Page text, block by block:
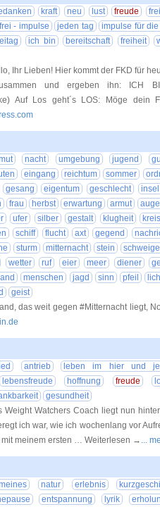
kraft neu lust freude
- impulse jeden tag
impulse für
ich bin bereitschaft freiheit
Ihr Lieben! Hier kommt der FKD für
und ergeben ihn: ICH
Auf Los geht´s LOS: Möge
nacht umgebung jugend
eingang reichtum sommer
gesang eigentum geschlecht
insel
frau herbst erwartung armut
ufer silber gestalt klugheit
schiff flucht axt gegend
sturm mitternacht stein
wetter ruf eier meer diener
menschen jagd sinn pfeil
geist
das weit gegen #Mitternacht liegt,
antrieb
leben im hier und
lebensfreude hoffnung freude
gesundheit
Weight Watchers Coach liegt nun
ich war, wie ich wochenlang vor
meinem ersten … Weiterlesen → ...
natur erlebnis
entspannung lyrik